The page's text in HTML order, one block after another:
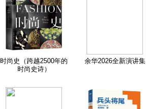
时尚史（跨越2500年的
时尚史诗）
余华2026全新演讲集